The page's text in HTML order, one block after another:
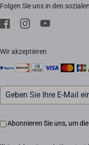
Herunterladen
Kundendienst
Folgen Sie uns in den
Wir akzeptieren
Abonnieren Sie uns, um